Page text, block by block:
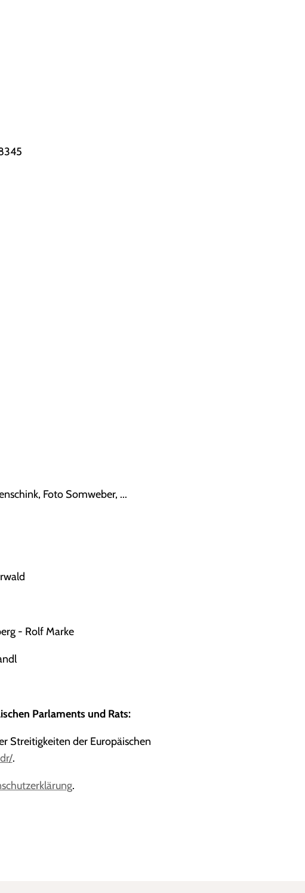
Foto Somweber, ...
- Rolf Marke
Parlaments und Rats:
Streitigkeiten der Europäischen
.
.